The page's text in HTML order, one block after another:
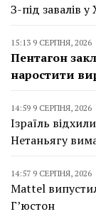
З-під завалів
15:13 9 СЕРПНЯ, 2026
Пентагон
наростити
14:59 9 СЕРПНЯ, 2026
Ізраїль
Нетаньягу
14:57 9 СЕРПНЯ, 2026
Mattel
Г’юстон